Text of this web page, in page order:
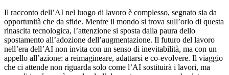
Il racconto dell’AI nel luogo di lavoro è complesso, segnato sia da
opportunità che da sfide. Mentre il mondo si trova sull’orlo di questa
rinascita tecnologica, l’attenzione si sposta dalla paura dello
spostamento all’adozione dell’augmentazione. Il futuro del lavoro
nell’era dell’AI non invita con un senso di inevitabilità, ma con un
appello all’azione: a reimagineare, adattarsi e co-evolvere. Il viaggio
che ci attende non riguarda solo come l’AI sostituirà i lavori, ma